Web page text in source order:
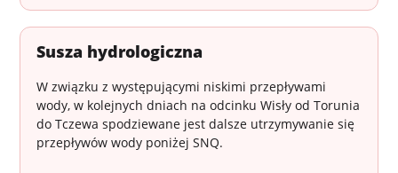
Susza hydrologiczna
W związku z występującymi niskimi przepływami
wody, w kolejnych dniach na odcinku Wisły od Torunia
do Tczewa spodziewane jest dalsze utrzymywanie się
przepływów wody poniżej SNQ.